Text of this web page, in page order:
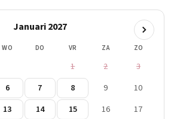
Januari 2027
WO DO VR ZA ZO
1 2
3
6 7 8 9
10
13 14 15 16
17